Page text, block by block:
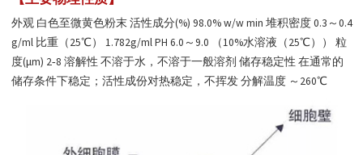
外观 白色至微黄色粉末 活性成分(%) 98.0% w/w min 堆积密度 0.3～0.4
g/ml 比重（25℃） 1.782g/ml PH 6.0～9.0 （10%水溶液（25℃）） 粒
度(μm) 2‐8 溶解性 不溶于水，不溶于一般溶剂 储存稳定性 在通常的
储存条件下稳定；活性成份对热稳定，不挥发 分解温度 ～260℃